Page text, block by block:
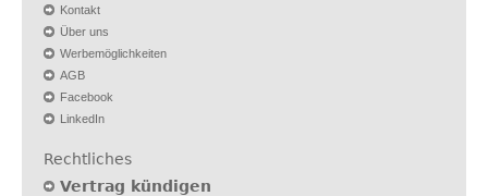
Kontakt
Über uns
Werbemöglichkeiten
AGB
Facebook
LinkedIn
Rechtliches
Vertrag kündigen